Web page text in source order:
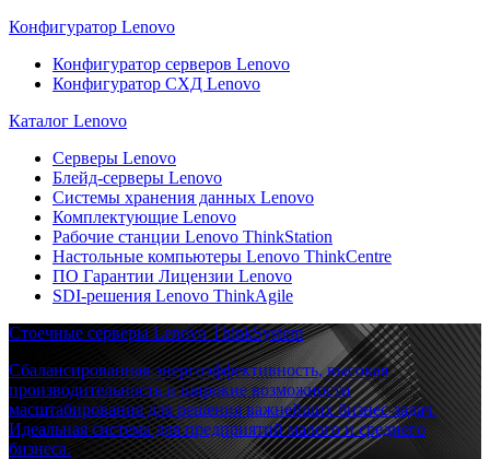
Конфигуратор Lenovo
Конфигуратор серверов Lenovo
Конфигуратор СХД Lenovo
Каталог Lenovo
Серверы Lenovo
Блейд-серверы Lenovo
Системы хранения данных Lenovo
Комплектующие Lenovo
Рабочие станции Lenovo ThinkStation
Настольные компьютеры Lenovo ThinkCentre
ПО Гарантии Лицензии Lenovo
SDI-решения Lenovo ThinkAgile
Стоечные серверы Lenovo ThinkSystem
Сбалансированная энергоэффективность, высокая
производительность и широкие возможности
масштабирования для решения важнейших бизнес-задач.
Идеальная система для предприятий малого и среднего
бизнеса.